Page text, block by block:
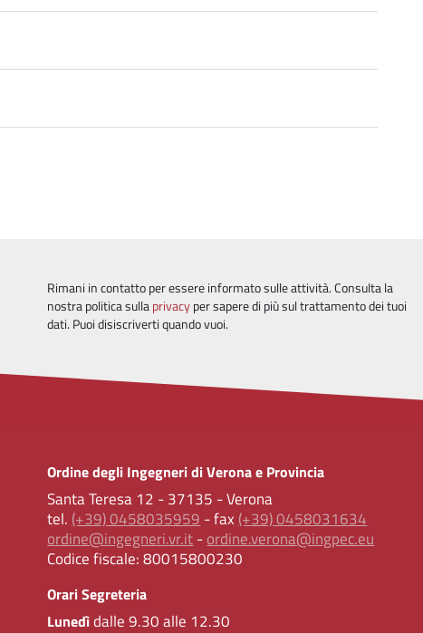
Rimani in contatto per essere informato sulle attività. Consulta la
nostra politica sullaprivacyper sapere di più sul trattamento dei tuoi
dati. Puoi disiscriverti quando vuoi.
Ordine degli Ingegneri di Verona e Provincia
Santa Teresa 12 - 37135 - Verona
tel. (+39) 0458035959 - fax (+39) 0458031634
ordine@ingegneri.vr.it-ordine.verona@ingpec.eu
Codice fiscale:80015800230
Orari Segreteria
Lunedìdalle 9.30 alle 12.30